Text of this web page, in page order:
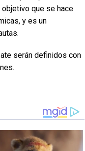
que se hace
y es un
serán definidos con